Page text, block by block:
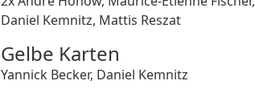
Daniel Kemnitz, Mattis Reszat
Gelbe Karten
Yannick Becker, Daniel Kemnitz